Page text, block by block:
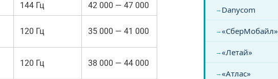
144 Гц 42 000 — 47 000
120 Гц 35 000 — 41 000
120 Гц 38 000 — 44 000
Danycom
«СберМобайл»
«Летай»
«Атлас»